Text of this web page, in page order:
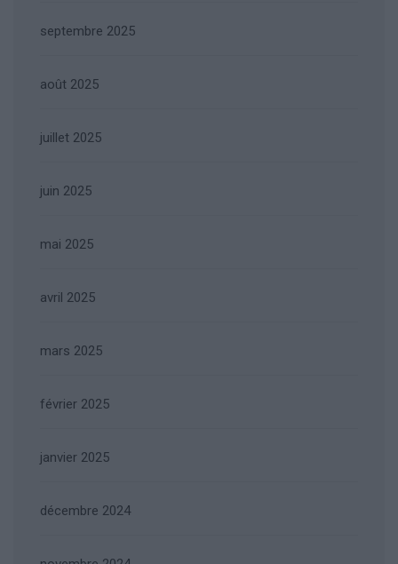
septembre 2025
août 2025
juillet 2025
juin 2025
mai 2025
avril 2025
mars 2025
février 2025
janvier 2025
décembre 2024